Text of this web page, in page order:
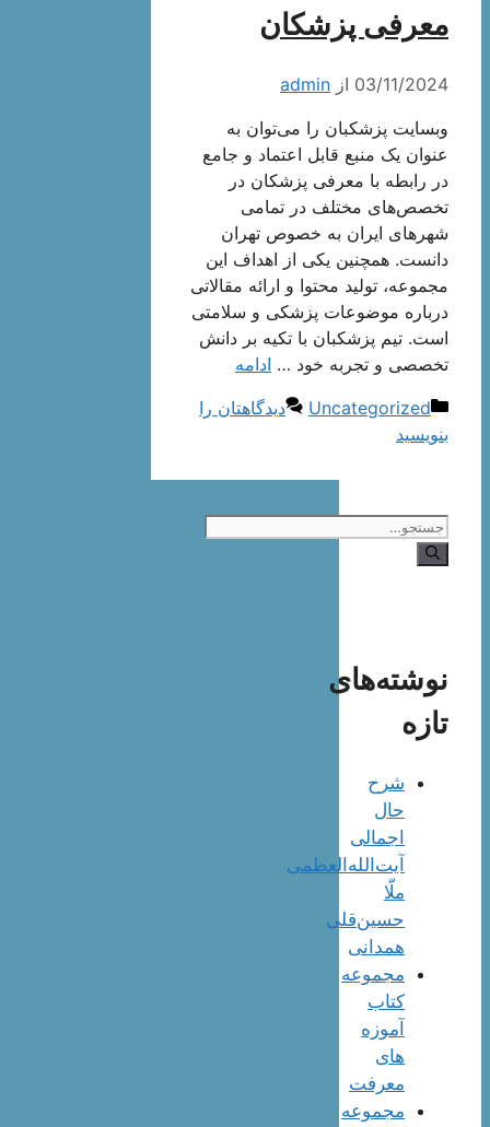
معرفی پزشکان
03/11/2024 از admin
وبسایت پزشکبان را می‌توان به
عنوان یک منبع قابل اعتماد و جامع
در رابطه با معرفی پزشکان در
تخصص‌های مختلف در تمامی
شهرهای ایران به خصوص تهران
دانست. همچنین یکی از اهداف این
مجموعه، تولید محتوا و ارائه مقالاتی
درباره موضوعات پزشکی و سلامتی
است. تیم پزشکبان با تکیه بر دانش
تخصصی و تجربه خود … ادامه
دسته‌ها
Uncategorized
دیدگاهتان را
بنویسید
جستجوی
نوشته‌های
تازه
شرح
حال
اجمالی
آیت‌الله‌العظمی
ملّا
حسین‌قلی
همدانی
مجموعه
کتاب
آموزه
های
معرفت
مجموعه